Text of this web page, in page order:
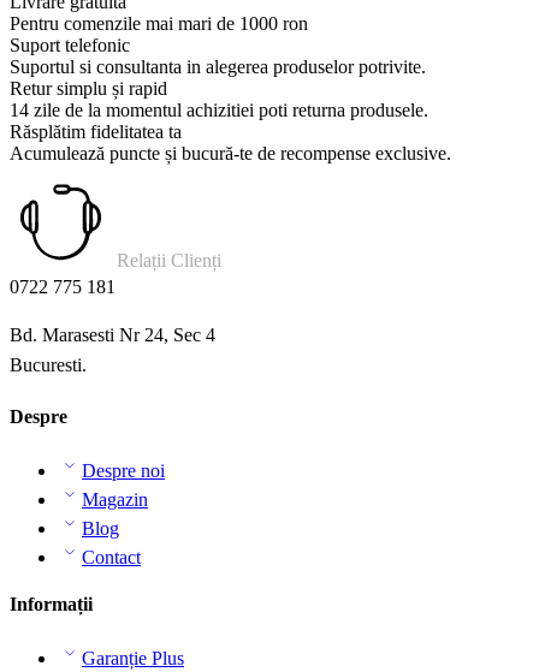
Pentru comenzile mai mari de 1000 ron
Suport telefonic
Suportul si consultanta in alegerea produselor potrivite.
Retur simplu și rapid
14 zile de la momentul achizitiei poti returna produsele.
Răsplătim fidelitatea ta
Acumulează puncte și bucură-te de recompense exclusive.
Relații Clienți
0722 775 181
Bd. Marasesti Nr 24, Sec 4
Bucuresti.
Despre
Despre noi
Magazin
Blog
Contact
Informații
Garanție Plus